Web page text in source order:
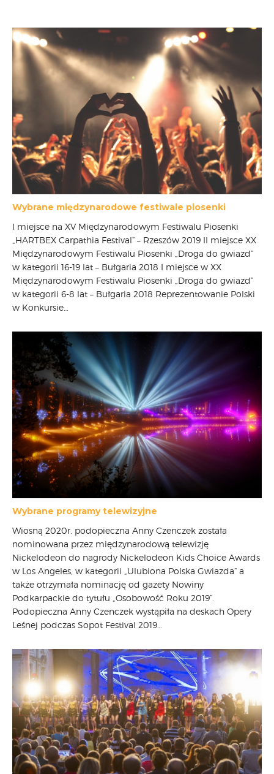
Wybrane międzynarodowe festiwale piosenki
I miejsce na XV Międzynarodowym Festiwalu Piosenki
„HARTBEX Carpathia Festival” – Rzeszów 2019 II miejsce XX
Międzynarodowym Festiwalu Piosenki „Droga do gwiazd”
w kategorii 16-19 lat – Bułgaria 2018 I miejsce w XX
Międzynarodowym Festiwalu Piosenki „Droga do gwiazd”
w kategorii 6-8 lat – Bułgaria 2018 Reprezentowanie Polski
w Konkursie…
Wybrane programy telewizyjne
Wiosną 2020r. podopieczna Anny Czenczek została
nominowana przez międzynarodową telewizję
Nickelodeon do nagrody Nickelodeon Kids Choice Awards
w Los Angeles, w kategorii „Ulubiona Polska Gwiazda” a
także otrzymała nominację od gazety Nowiny
Podkarpackie do tytułu „Osobowość Roku 2019”.
Podopieczna Anny Czenczek wystąpiła na deskach Opery
Leśnej podczas Sopot Festival 2019…